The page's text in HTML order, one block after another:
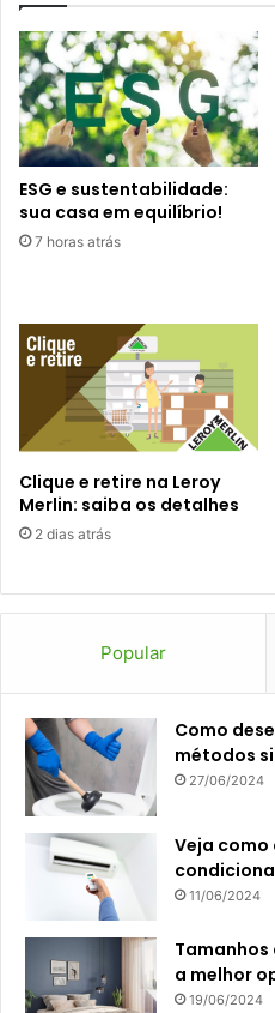
ESG e sustentabilidade:
sua casa em equilíbrio!
7 horas atrás
Clique e retire na Leroy
Merlin: saiba os detalhes
2 dias atrás
Popular
Como
métodos
27/06/2024
Veja como
11/06/2024
a melhor
19/06/2024